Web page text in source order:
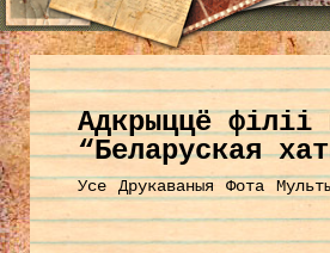
Aдкрыццё філіі
“Беларуская
Усе Друкаваныя Фота